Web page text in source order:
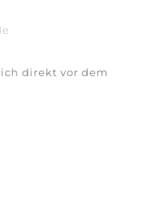
direkt vor dem